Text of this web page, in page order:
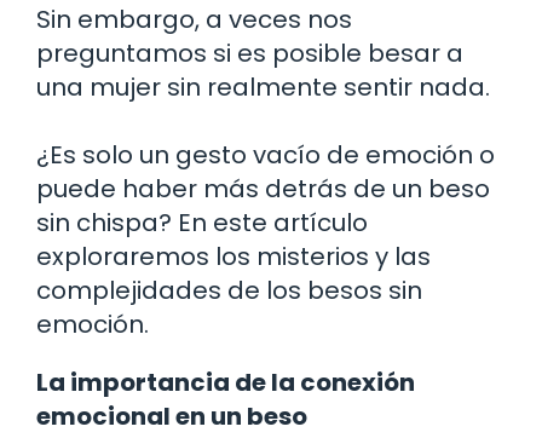
Sin embargo, a veces nos
preguntamos si es posible besar a
una mujer sin realmente sentir nada.
¿Es solo un gesto vacío de emoción o
puede haber más detrás de un beso
sin chispa? En este artículo
exploraremos los misterios y las
complejidades de los besos sin
emoción.
La importancia de la conexión
emocional en un beso